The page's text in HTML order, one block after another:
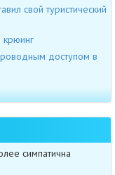
свой туристический
крюинг
доступом в
симпатична